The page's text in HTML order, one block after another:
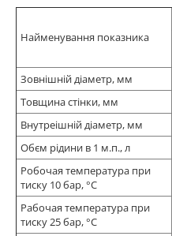
Найменування показника
Зовнішній діаметр, мм
Товщина стінки, мм
Внутреішній діаметр, мм
Обєм рідини в 1 м.п., л
Робочая температура при
тиску 10 бар, °С
Рабочая температура при
тиску 25 бар, °С